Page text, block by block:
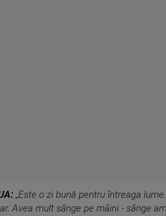
„Este o zi bună pentru întreaga
Avea mult sânge pe mâini - sânge